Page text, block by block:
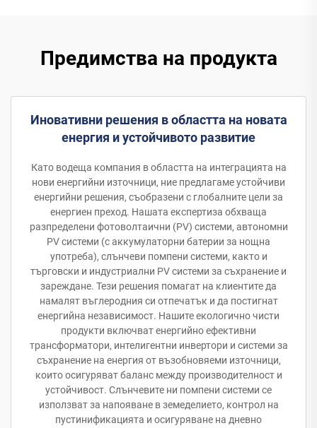
Предимства на продукта
Иновативни решения в областта на новата
енергия и устойчивото развитие
Като водеща компания в областта на интеграцията на
нови енергийни източници, ние предлагаме устойчиви
енергийни решения, съобразени с глобалните цели за
енергиен преход. Нашата експертиза обхваща
разпределени фотоволтаични (PV) системи, автономни
PV системи (с аккумулаторни батерии за нощна
употреба), слънчеви помпени системи, както и
търговски и индустриални PV системи за съхранение и
зареждане. Тези решения помагат на клиентите да
намалят въглеродния си отпечатък и да постигнат
енергийна независимост. Нашите екологично чисти
продукти включват енергийно ефективни
трансформатори, интелигентни инвертори и системи за
съхранение на енергия от възобновяеми източници,
които осигуряват баланс между производителност и
устойчивост. Слънчевите ни помпени системи се
използват за напояване в земеделието, контрол на
пустинификацията и осигуряване на дневно